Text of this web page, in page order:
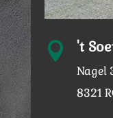
 't
Nagel
8321